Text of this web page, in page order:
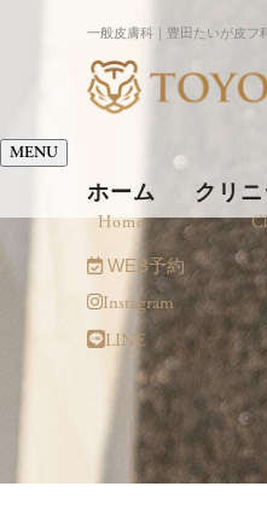
一般皮膚科｜豊田たいが皮フ
MENU
ホーム
Home
クリ
WEB予約
Instagram
LINE